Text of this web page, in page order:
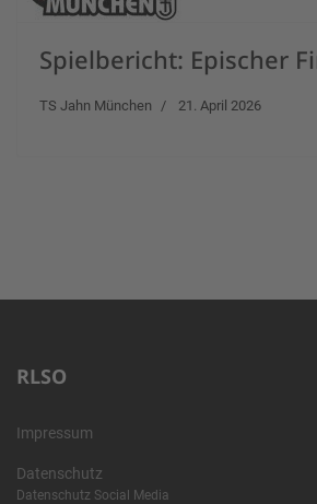
Spielbericht: Epischer
TS Jahn München 21. April 2026
RLSO
Impressum
Datenschutz
Datenschutz Social Media